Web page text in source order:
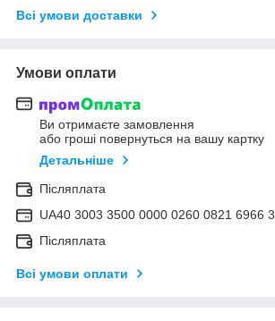
Всі умови доставки
Умови оплати
Ви отримаєте замовлення
або гроші повернуться на вашу картку
Детальніше
Післяплата
UA40 3003 3500 0000 0260 0821 6966 3
Післяплата
Всі умови оплати